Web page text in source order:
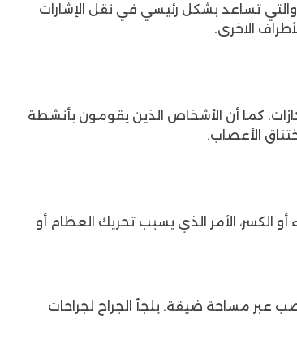
تساعد بشكل رئيسي في نقل الإشارات
الاخرى.
كما أن الأشخاص الذين يقومون بأنشطة
الأعصاب.
الكسر، الأمر الذي يسبب تحريك العظام أو
عبر مساحة ضيقة. يلجأ الجراح لجراحات